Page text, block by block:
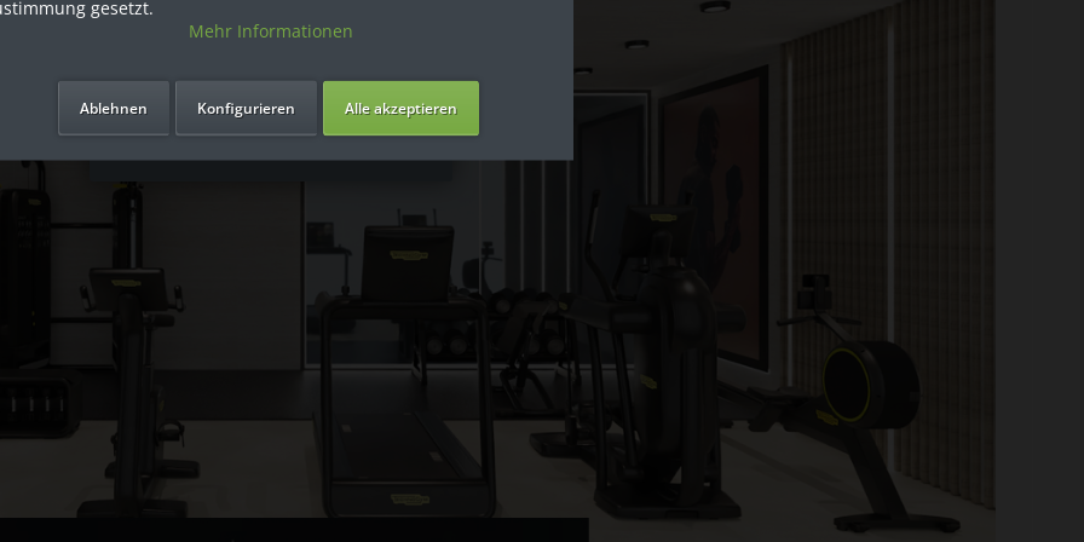
gesetzt.
Mehr Informationen
Ablehnen Alle akzeptieren
Konfigurieren